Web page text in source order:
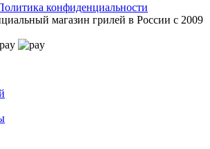
конфиденциальности
магазин грилей в России с 2009